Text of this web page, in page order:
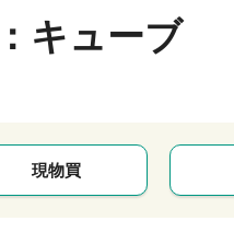
：キューブ
現物買